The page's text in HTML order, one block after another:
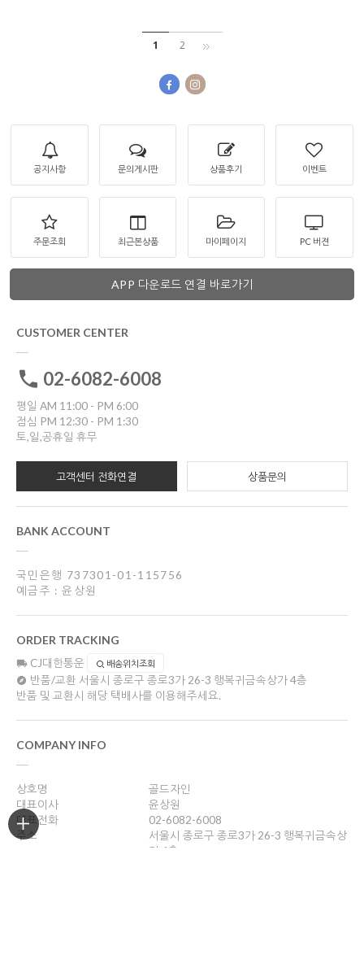
1 2
공지사항 문의게시판 상품후기 이벤트
주문조회 최근본상품 마이페이지 PC 버젼
APP 다운로드 연결 바로가기
CUSTOMER CENTER
02-6082-6008
평일 AM 11:00 - PM 6:00
점심 PM 12:30 - PM 1:30
토,일,공휴일 휴무
고객센터 전화연결 상품문의
BANK ACCOUNT
국민은행 737301-01-115756
예금주 : 윤상원
ORDER TRACKING
CJ대한통운 배송위치조회
반품/교환 서울시 종로구 종로3가 26-3 행복귀금속상가 4층
반품 및 교환시 해당 택배사를 이용해주세요.
COMPANY INFO
상호명
골드자인
대표이사
윤상원
대표전화
02-6082-6008
주소
서울시 종로구 종로3가 26-3 행복귀금속상
가 4층